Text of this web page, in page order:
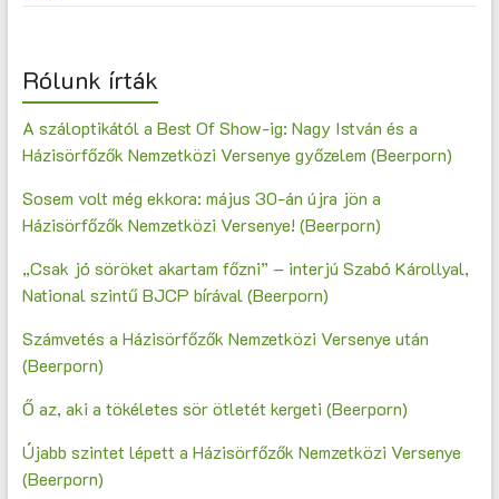
Rólunk írták
A száloptikától a Best Of Show-ig: Nagy István és a
Házisörfőzők Nemzetközi Versenye győzelem (Beerporn)
Sosem volt még ekkora: május 30-án újra jön a
Házisörfőzők Nemzetközi Versenye! (Beerporn)
„Csak jó söröket akartam főzni” – interjú Szabó Károllyal,
National szintű BJCP bírával (Beerporn)
Számvetés a Házisörfőzők Nemzetközi Versenye után
(Beerporn)
Ő az, aki a tökéletes sör ötletét kergeti (Beerporn)
Újabb szintet lépett a Házisörfőzők Nemzetközi Versenye
(Beerporn)